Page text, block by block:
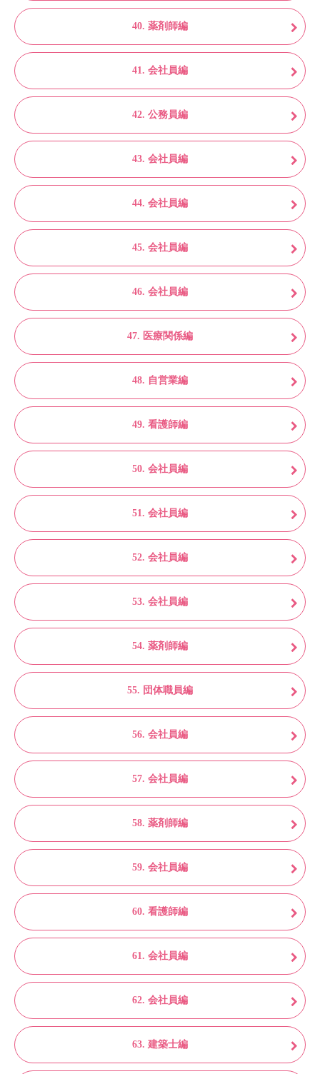
40. 薬剤師編
41. 会社員編
42. 公務員編
43. 会社員編
44. 会社員編
45. 会社員編
46. 会社員編
47. 医療関係編
48. 自営業編
49. 看護師編
50. 会社員編
51. 会社員編
52. 会社員編
53. 会社員編
54. 薬剤師編
55. 団体職員編
56. 会社員編
57. 会社員編
58. 薬剤師編
59. 会社員編
60. 看護師編
61. 会社員編
62. 会社員編
63. 建築士編